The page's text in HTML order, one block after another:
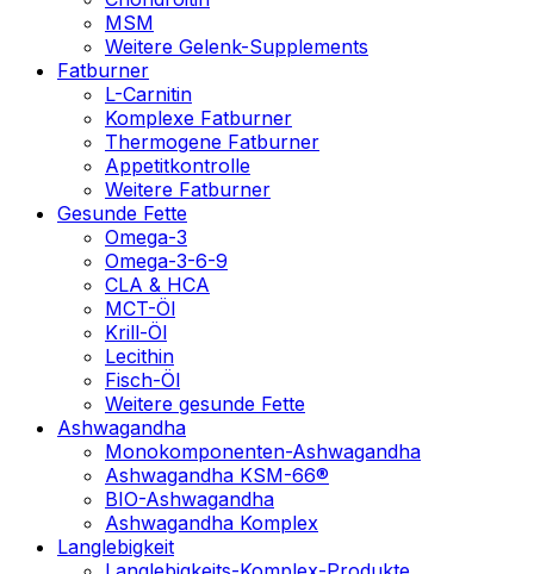
MSM
Weitere Gelenk-Supplements
Fatburner
L-Carnitin
Komplexe Fatburner
Thermogene Fatburner
Appetitkontrolle
Weitere Fatburner
Gesunde Fette
Omega-3
Omega-3-6-9
CLA & HCA
MCT-Öl
Krill-Öl
Lecithin
Fisch-Öl
Weitere gesunde Fette
Ashwagandha
Monokomponenten-Ashwagandha
Ashwagandha KSM-66®
BIO-Ashwagandha
Ashwagandha Komplex
Langlebigkeit